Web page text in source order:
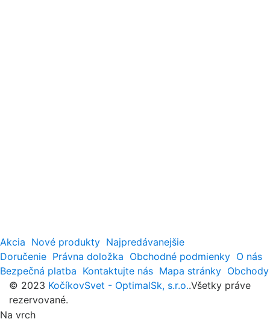
Akcia Nové produkty Najpredávanejšie
Doručenie Právna doložka Obchodné podmienky O nás
Bezpečná platba Kontaktujte nás Mapa stránky Obchody
© 2023 KočíkovSvet - OptimalSk, s.r.o..Všetky práve
rezervované.
Na vrch